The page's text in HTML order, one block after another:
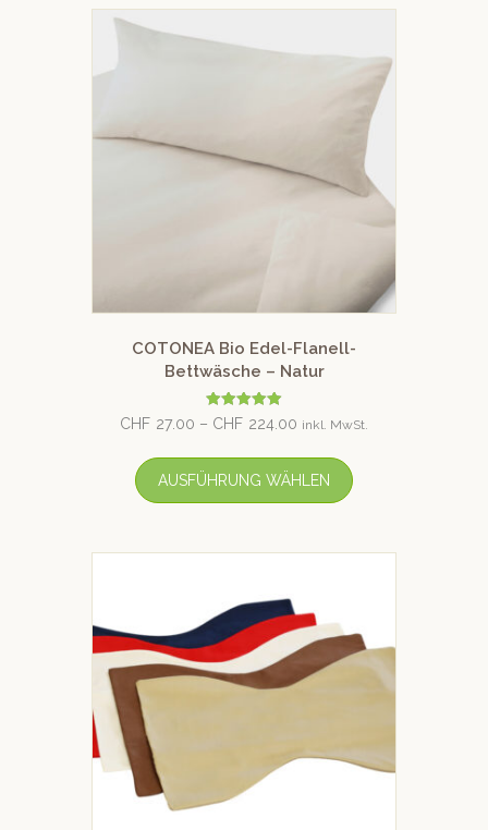
COTONEA Bio Edel-Flanell-
Bettwäsche – Natur
Bewertet mit
5.00
CHF 27.00 – CHF 224.00 inkl. MwSt.
AUSFÜHRUNG WÄHLEN